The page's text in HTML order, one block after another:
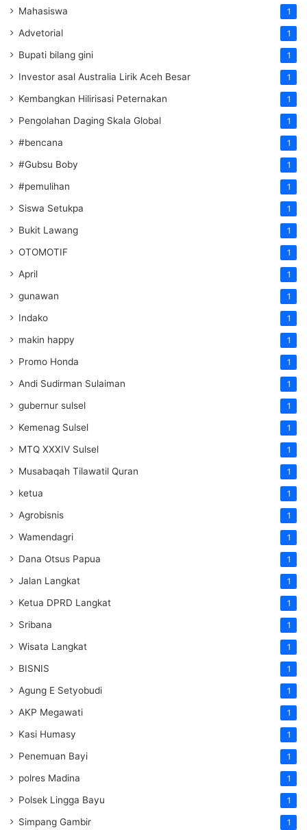
Mahasiswa 1
Advetorial 1
Bupati bilang gini 1
Investor asal Australia Lirik Aceh Besar 1
Kembangkan Hilirisasi Peternakan 1
Pengolahan Daging Skala Global 1
#bencana 1
#Gubsu Boby 1
#pemulihan 1
Siswa Setukpa 1
Bukit Lawang 1
OTOMOTIF 1
April 1
gunawan 1
Indako 1
makin happy 1
Promo Honda 1
Andi Sudirman Sulaiman 1
gubernur sulsel 1
Kemenag Sulsel 1
MTQ XXXIV Sulsel 1
Musabaqah Tilawatil Quran 1
ketua 1
Agrobisnis 1
Wamendagri 1
Dana Otsus Papua 1
Jalan Langkat 1
Ketua DPRD Langkat 1
Sribana 1
Wisata Langkat 1
BISNIS 1
Agung E Setyobudi 1
AKP Megawati 1
Kasi Humasy 1
Penemuan Bayi 1
polres Madina 1
Polsek Lingga Bayu 1
Simpang Gambir 1